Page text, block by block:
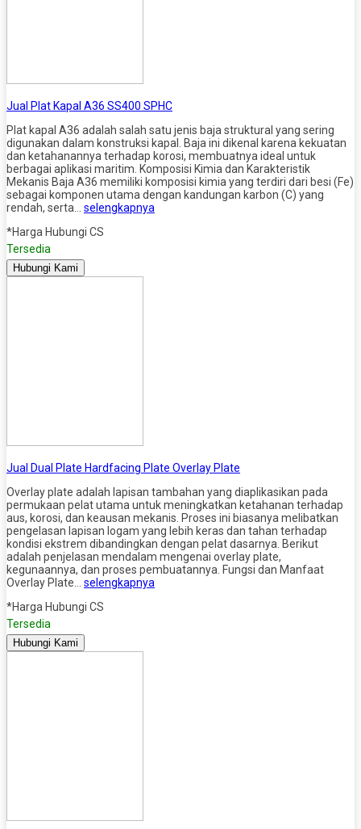
Jual Plat Kapal A36 SS400 SPHC
Plat kapal A36 adalah salah satu jenis baja struktural yang sering
digunakan dalam konstruksi kapal. Baja ini dikenal karena kekuatan
dan ketahanannya terhadap korosi, membuatnya ideal untuk
berbagai aplikasi maritim. Komposisi Kimia dan Karakteristik
Mekanis Baja A36 memiliki komposisi kimia yang terdiri dari besi (Fe)
sebagai komponen utama dengan kandungan karbon (C) yang
rendah, serta… selengkapnya
*Harga Hubungi CS
Tersedia
Hubungi Kami
Jual Dual Plate Hardfacing Plate Overlay Plate
Overlay plate adalah lapisan tambahan yang diaplikasikan pada
permukaan pelat utama untuk meningkatkan ketahanan terhadap
aus, korosi, dan keausan mekanis. Proses ini biasanya melibatkan
pengelasan lapisan logam yang lebih keras dan tahan terhadap
kondisi ekstrem dibandingkan dengan pelat dasarnya. Berikut
adalah penjelasan mendalam mengenai overlay plate,
kegunaannya, dan proses pembuatannya. Fungsi dan Manfaat
Overlay Plate… selengkapnya
*Harga Hubungi CS
Tersedia
Hubungi Kami